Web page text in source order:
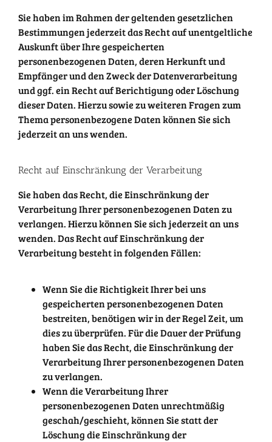
Sie haben im Rahmen der geltenden gesetzlichen
Bestimmungen jederzeit das Recht auf unentgeltliche
Auskunft über Ihre gespeicherten
personenbezogenen Daten, deren Herkunft und
Empfänger und den Zweck der Datenverarbeitung
und ggf. ein Recht auf Berichtigung oder Löschung
dieser Daten. Hierzu sowie zu weiteren Fragen zum
Thema personenbezogene Daten können Sie sich
jederzeit an uns wenden.
Recht auf Einschränkung der Verarbeitung
Sie haben das Recht, die Einschränkung der
Verarbeitung Ihrer personenbezogenen Daten zu
verlangen. Hierzu können Sie sich jederzeit an uns
wenden. Das Recht auf Einschränkung der
Verarbeitung besteht in folgenden Fällen:
Wenn Sie die Richtigkeit Ihrer bei uns
gespeicherten personenbezogenen Daten
bestreiten, benötigen wir in der Regel Zeit, um
dies zu überprüfen. Für die Dauer der Prüfung
haben Sie das Recht, die Einschränkung der
Verarbeitung Ihrer personenbezogenen Daten
zu verlangen.
Wenn die Verarbeitung Ihrer
personenbezogenen Daten unrechtmäßig
geschah/geschieht, können Sie statt der
Löschung die Einschränkung der